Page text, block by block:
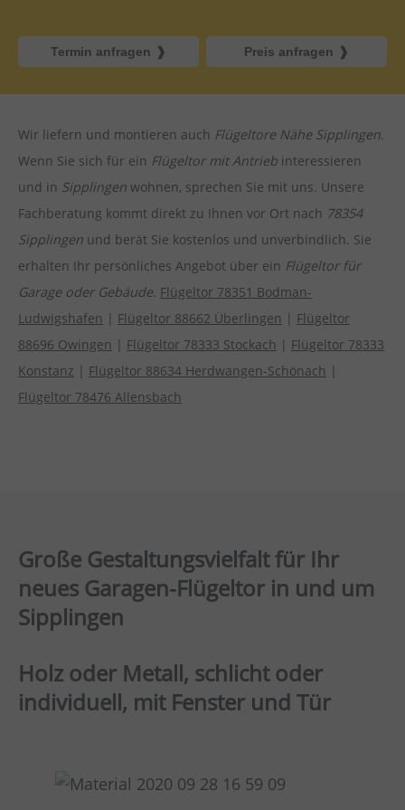
Termin anfragen Preis anfragen
Wir liefern und montieren auch Flügeltore Nähe Sipplingen.
Wenn Sie sich für ein Flügeltor mit Antrieb interessieren
und in Sipplingen wohnen, sprechen Sie mit uns. Unsere
Fachberatung kommt direkt zu Ihnen vor Ort nach 78354
Sipplingen und berät Sie kostenlos und unverbindlich. Sie
erhalten Ihr persönliches Angebot über ein Flügeltor für
Garage oder Gebäude. Flügeltor 78351 Bodman-
Ludwigshafen | Flügeltor 88662 Überlingen | Flügeltor
88696 Owingen | Flügeltor 78333 Stockach | Flügeltor 78333
Konstanz | Flügeltor 88634 Herdwangen-Schönach |
Flügeltor 78476 Allensbach
Große Gestaltungsvielfalt für Ihr
neues Garagen-Flügeltor in und um
Sipplingen
Holz oder Metall, schlicht oder
individuell, mit Fenster und Tür